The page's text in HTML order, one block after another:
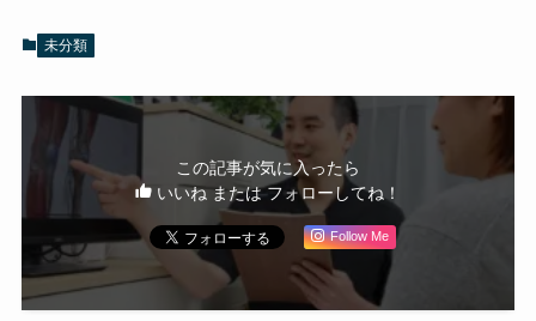
未分類
この記事が気に入ったら
いいね または フォローしてね！
Follow Me